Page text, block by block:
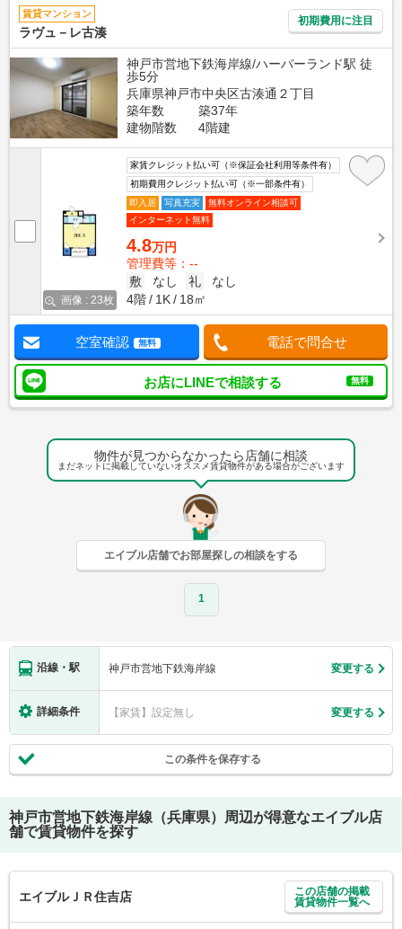
賃貸マンション
ラヴュ－レ古湊
初期費用に注目
神戸市営地下鉄海岸線/ハーバーランド駅 徒
歩5分
兵庫県神戸市中央区古湊通２丁目
築年数
築37年
建物階数
4階建
画像 : 23枚
家賃クレジット払い可（※保証会社利用等条件有）
初期費用クレジット払い可（※一部条件有）
即入居
写真充実
無料オンライン相談可
インターネット無料
4.8万円
管理費等：--
敷
なし 礼
なし
4階
1K 18㎡
空室確認 無料 電話で問合せ
お店にLINEで相談する 無料
物件が見つからなかったら店舗に相談
まだネットに掲載していないオススメ賃貸物件がある場合がございます
エイブル店舗でお部屋探しの相談をする
1
沿線・駅 神戸市営地下鉄海岸線 変更する
詳細条件 【家賃】設定無し 変更する
この条件を保存する
神戸市営地下鉄海岸線（兵庫県）
周辺が得意なエイブル店
舗で賃貸物件を探す
エイブルＪＲ住吉店
この店舗の掲載
賃貸物件一覧へ